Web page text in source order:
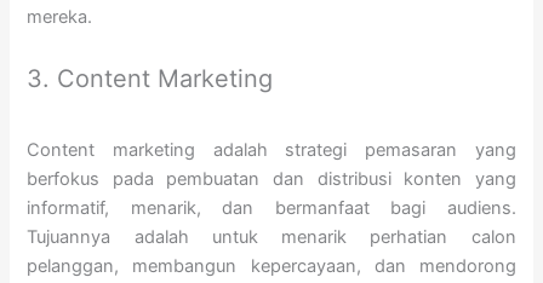
mereka.
3. Content Marketing
Content marketing adalah strategi pemasaran yang
berfokus pada pembuatan dan distribusi konten yang
informatif, menarik, dan bermanfaat bagi audiens.
Tujuannya adalah untuk menarik perhatian calon
pelanggan, membangun kepercayaan, dan mendorong